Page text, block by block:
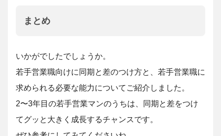
まとめ
いかがでしたでしょうか。
若手営業職向けに同期と差のつけ方と、若手営業職に
求められる必要な能力についてご紹介しました。
2〜3年目の若手営業マンのうちは、同期と差をつけ
てグッと大きく成長するチャンスです。